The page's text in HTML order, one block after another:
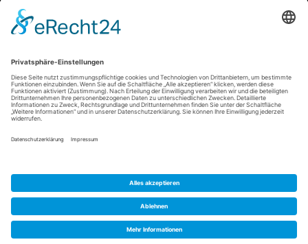
TVN beim 4-gegen-4-Turnier in March-Buchheim
SGBNM zeigt starke Leistungen bei den Badischen
Damen I mit nächstem Heimtestspiel
Meta